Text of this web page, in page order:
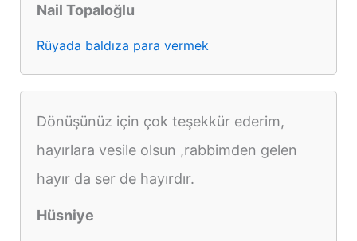
Nail Topaloğlu
Rüyada baldıza para vermek
Dönüşünüz için çok teşekkür ederim,
hayırlara vesile olsun ,rabbimden gelen
hayır da ser de hayırdır.
Hüsniye